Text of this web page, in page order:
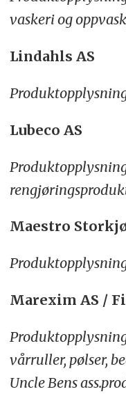
vaskeri og
Lindahls AS
Lubeco AS
Maestro
Marexim AS /
vårruller, pølser,
Uncle Bens